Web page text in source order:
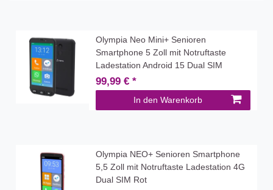
Olympia Neo Mini+ Senioren
Smartphone 5 Zoll mit Notruftaste
Ladestation Android 15 Dual SIM
99,99 € *
In den Warenkorb
Olympia NEO+ Senioren Smartphone
5,5 Zoll mit Notruftaste Ladestation 4G
Dual SIM Rot